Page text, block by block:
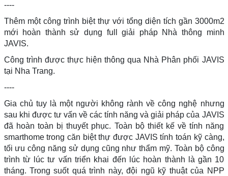
----
Thêm một công trình biệt thự với tổng diện tích gần 3000m2
mới hoàn thành sử dụng full giải pháp Nhà thông minh
JAVIS.
Công trình được thực hiện thông qua Nhà Phân phối JAVIS
tại Nha Trang.
----
Gia chủ tuy là một người không rành về công nghệ nhưng
sau khi được tư vấn về các tính năng và giải pháp của JAVIS
đã hoàn toàn bị thuyết phục. Toàn bộ thiết kế về tính năng
smarthome trong căn biệt thự được JAVIS tính toán kỹ càng,
tối ưu công năng sử dụng cũng như thẩm mỹ. Toàn bộ công
trình từ lúc tư vấn triển khai đến lúc hoàn thành là gần 10
tháng. Trong suốt quá trình này, đội ngũ kỹ thuật của NPP